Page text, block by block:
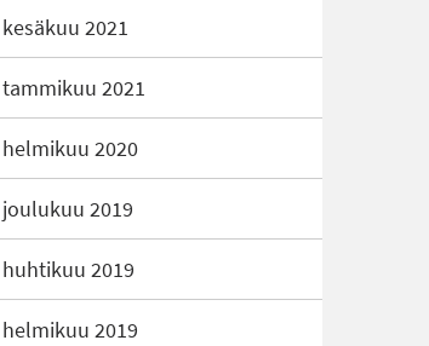
kesäkuu 2021
tammikuu 2021
helmikuu 2020
joulukuu 2019
huhtikuu 2019
helmikuu 2019